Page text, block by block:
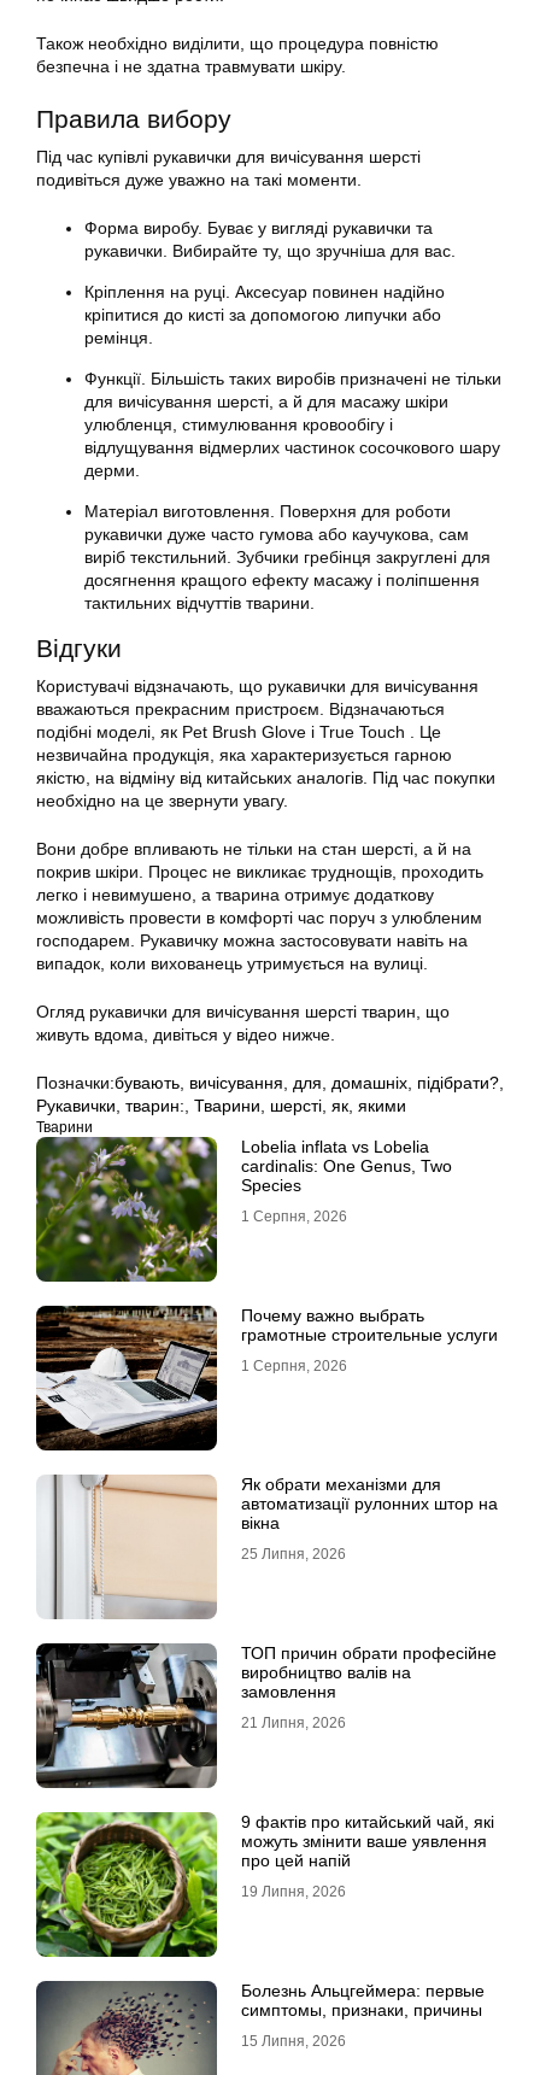
Також необхідно виділити, що процедура повністю
безпечна і не здатна травмувати шкіру.
Правила вибору
Під час купівлі рукавички для вичісування шерсті
подивіться дуже уважно на такі моменти.
Форма виробу. Буває у вигляді рукавички та
рукавички . Вибирайте ту, що зручніша для вас.
Кріплення на руці. Аксесуар повинен надійно
кріпитися до кисті за допомогою липучки або
ремінця.
Функції. Більшість таких виробів призначені не тільки
для вичісування шерсті , а й для масажу шкіри
улюбленця, стимулювання кровообігу і
відлущування відмерлих частинок сосочкового шару
дерми.
Матеріал виготовлення. Поверхня для роботи
рукавички дуже часто гумова або каучукова, сам
виріб текстильний. Зубчики гребінця закруглені для
досягнення кращого ефекту масажу і поліпшення
тактильних відчуттів тварини.
Відгуки
Користувачі відзначають, що рукавички для вичісування
вважаються прекрасним пристроєм. Відзначаються
подібні моделі, як Pet Brush Glove і True Touch . Це
незвичайна продукція, яка характеризується гарною
якістю, на відміну від китайських аналогів. Під час покупки
необхідно на це звернути увагу.
Вони добре впливають не тільки на стан шерсті, а й на
покрив шкіри. Процес не викликає труднощів, проходить
легко і невимушено, а тварина отримує додаткову
можливість провести в комфорті час поруч з улюбленим
господарем. Рукавичку можна застосовувати навіть на
випадок, коли вихованець утримується на вулиці.
Огляд рукавички для вичісування шерсті тварин, що
живуть вдома, дивіться у відео нижче.
Позначки:бувають вичісування для домашніх підібрати?
Рукавички тварин: Тварини шерсті як якими
Тварини
Lobelia inflata vs Lobelia
cardinalis: One Genus, Two
Species
1 Серпня, 2026
Почему важно выбрать
грамотные строительные услуги
1 Серпня, 2026
Як обрати механізми для
автоматизації рулонних штор на
вікна
25 Липня, 2026
ТОП причин обрати професійне
виробництво валів на
замовлення
21 Липня, 2026
9 фактів про китайський чай, які
можуть змінити ваше уявлення
про цей напій
19 Липня, 2026
Болезнь Альцгеймера: первые
симптомы, признаки, причины
15 Липня, 2026